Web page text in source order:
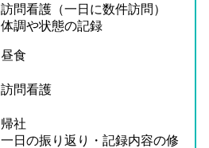
訪問看護（一日に数件訪問）
体調や状態の記録
昼食
訪問看護
帰社
一日の振り返り・記録内容の修